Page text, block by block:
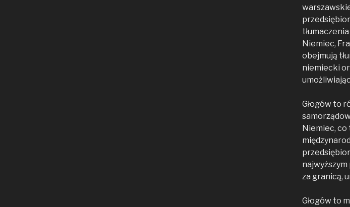
Niemiec,
obejmują
niemiecki
Głogów to
Niemiec, co
za granicą,
Głogów to